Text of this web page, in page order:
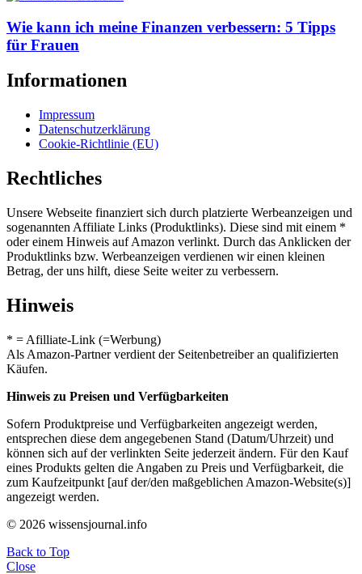
Wie kann ich meine Finanzen verbessern: 5 Tipps
für Frauen
Informationen
Impressum
Datenschutzerklärung
Cookie-Richtlinie (EU)
Rechtliches
Unsere Webseite finanziert sich durch platzierte Werbeanzeigen und
sogenannten Affiliate Links (Produktlinks). Diese sind mit einem *
oder einem Hinweis auf Amazon verlinkt. Durch das Anklicken der
Produktlinks bzw. Werbeanzeigen verdienen wir einen kleinen
Betrag, der uns hilft, diese Seite weiter zu verbessern.
Hinweis
* = Afilliate-Link (=Werbung)
Als Amazon-Partner verdient der Seitenbetreiber an qualifizierten
Käufen.
Hinweis zu Preisen und Verfügbarkeiten
Sofern Produktpreise und Verfügbarkeiten angezeigt werden,
entsprechen diese dem angegebenen Stand (Datum/Uhrzeit) und
können sich auf der verlinkten Seite jederzeit ändern. Für den Kauf
eines Produkts gelten die Angaben zu Preis und Verfügbarkeit, die
zum Kaufzeitpunkt [auf der/den maßgeblichen Amazon-Website(s)]
angezeigt werden.
© 2026 wissensjournal.info
Back to Top
Close